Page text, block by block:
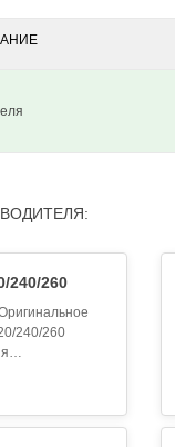
240/260
240/260